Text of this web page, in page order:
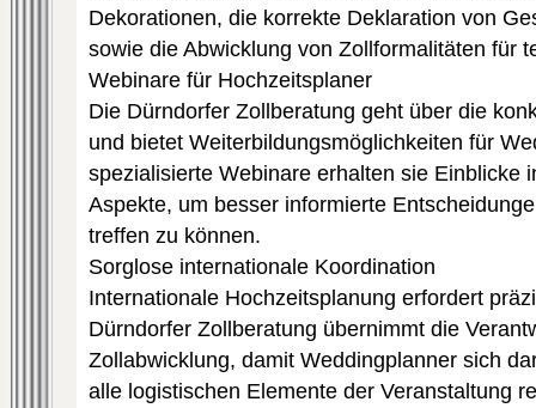
Dekorationen, die korrekte Deklaration von
sowie die Abwicklung von Zollformalitäten für
Webinare für Hochzeitsplaner
Die Dürndorfer Zollberatung geht über die
und bietet Weiterbildungsmöglichkeiten für
spezialisierte Webinare erhalten sie Einblicke
Aspekte, um besser informierte
treffen zu können.
Sorglose internationale Koordination
Internationale Hochzeitsplanung erfordert
Dürndorfer Zollberatung übernimmt die
Zollabwicklung, damit Weddingplanner sich
alle logistischen Elemente der Veranstaltung